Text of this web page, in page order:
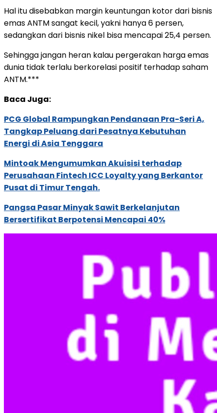
Hal itu disebabkan margin keuntungan kotor dari bisnis
emas ANTM sangat kecil, yakni hanya 6 persen,
sedangkan dari bisnis nikel bisa mencapai 25,4 persen.
Sehingga jangan heran kalau pergerakan harga emas
dunia tidak terlalu berkorelasi positif terhadap saham
ANTM.***
Baca Juga:
PCG Global Rampungkan Pendanaan Pra-Seri A,
Tangkap Peluang dari Pesatnya Kebutuhan
Energi di Asia Tenggara
Mintoak Mengumumkan Akuisisi terhadap
Perusahaan Fintech ICC Loyalty yang Berkantor
Pusat di Timur Tengah.
Pangsa Pasar Minyak Sawit Berkelanjutan
Bersertifikat Berpotensi Mencapai 40%